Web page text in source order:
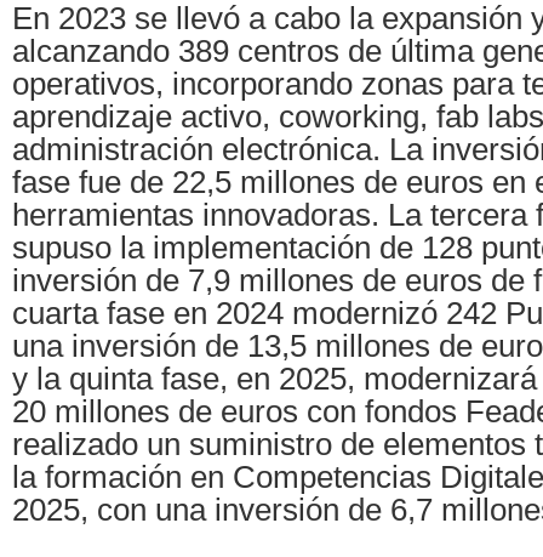
En 2023 se llevó a cabo la expansión
alcanzando 389 centros de última
operativos, incorporando zonas para
aprendizaje activo, coworking, fab
administración electrónica. La
fase fue de 22,5 millones de euros en
herramientas innovadoras. La tercera
supuso la implementación de 128
inversión de 7,9 millones de euros de
cuarta fase en 2024 modernizó 242
una inversión de 13,5 millones de
y la quinta fase, en 2025,
20 millones de euros con fondos
realizado un suministro de elementos
la formación en Competencias
2025, con una inversión de 6,7